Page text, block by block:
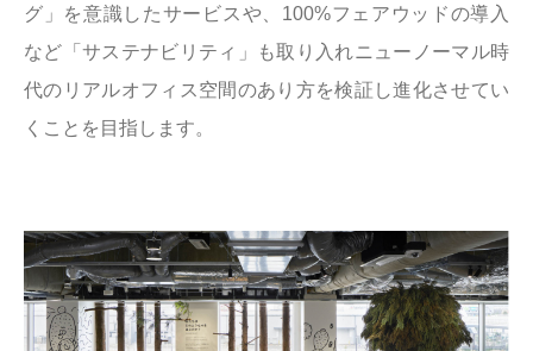
グ」を意識したサービスや、100%フェアウッドの導入
など「サステナビリティ」も取り入れニューノーマル時
代のリアルオフィス空間のあり方を検証し進化させてい
くことを目指します。